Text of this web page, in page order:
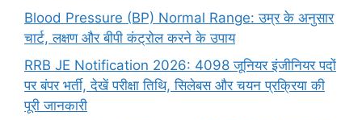
Blood Pressure (BP) Normal Range: उम्र के अनुसार
चार्ट, लक्षण और बीपी कंट्रोल करने के उपाय
RRB JE Notification 2026: 4098 जूनियर इंजीनियर पदों
पर बंपर भर्ती, देखें परीक्षा तिथि, सिलेबस और चयन प्रक्रिया की
पूरी जानकारी